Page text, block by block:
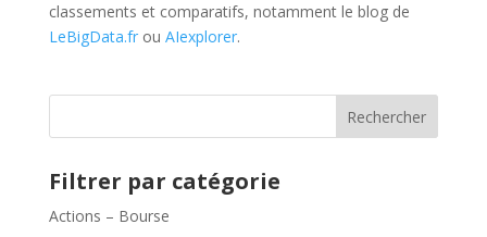
classements et comparatifs, notamment le blog de
LeBigData.frou AIexplorer.
Rechercher
Filtrer par catégorie
Actions – Bourse